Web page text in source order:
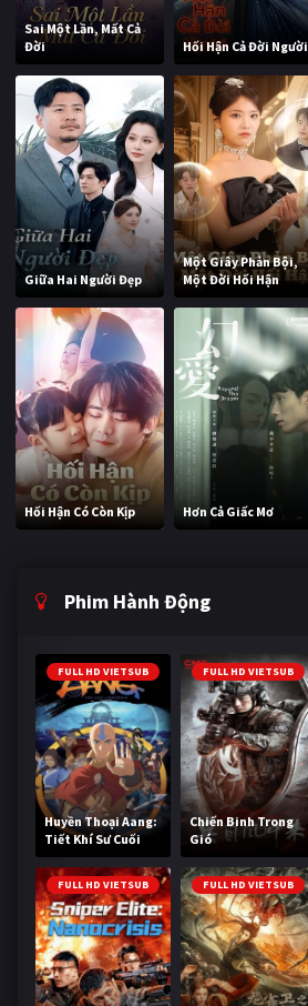
Sai Một Lần, Mất Cả
Đời
Hối Hận Cả Đời Người
Giữa Hai Người Đẹp
Một Giây Phản Bội,
Một Đời Hối Hận
Hối Hận Có Còn Kịp Hơn Cả Giấc Mơ
Phim Hành Động
FULL HD VIETSUB
Huyền Thoại Aang:
Tiết Khí Sư Cuối
Cùng
FULL HD VIETSUB
Chiến Binh Trong
Gió
FULL HD VIETSUB FULL HD VIETSUB